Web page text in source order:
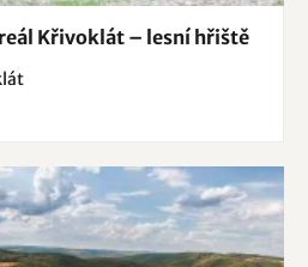
Křivoklát – lesní hřiště